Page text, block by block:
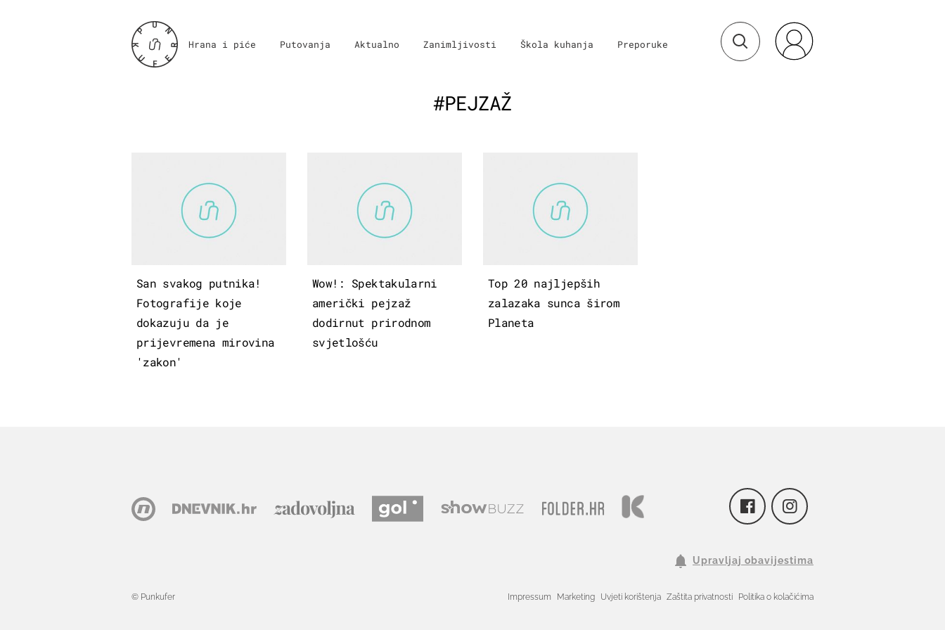
Hrana i piće Putovanja Aktualno Zanimljivosti Škola kuhanja Preporuke
#PEJZAŽ
San svakog putnika!
Fotografije koje
dokazuju da je
prijevremena mirovina
'zakon'
Wow!: Spektakularni
američki pejzaž
dodirnut prirodnom
svjetlošću
Top 20 najljepših
zalazaka sunca širom
Planeta
Upravljaj obavijestima
© Punkufer Impressum Marketing Uvjeti korištenja Zaštita privatnosti Politika o kolačićima